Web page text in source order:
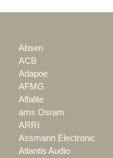
Absen
ACB
Adapoe
AFMG
Alfalite
ams Osram
ARRI
Assmann Electronic
Atlantis Audio